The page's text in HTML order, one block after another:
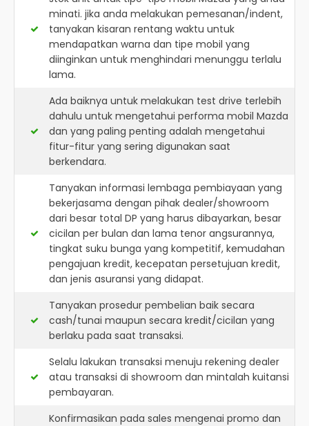
minati. jika anda melakukan pemesanan/indent,
tanyakan kisaran rentang waktu untuk
mendapatkan warna dan tipe mobil yang
diinginkan untuk menghindari menunggu terlalu
lama.
Ada baiknya untuk melakukan test drive terlebih
dahulu untuk mengetahui performa mobil Mazda
dan yang paling penting adalah mengetahui
fitur-fitur yang sering digunakan saat
berkendara.
Tanyakan informasi lembaga pembiayaan yang
bekerjasama dengan pihak dealer/showroom
dari besar total DP yang harus dibayarkan, besar
cicilan per bulan dan lama tenor angsurannya,
tingkat suku bunga yang kompetitif, kemudahan
pengajuan kredit, kecepatan persetujuan kredit,
dan jenis asuransi yang didapat.
Tanyakan prosedur pembelian baik secara
cash/tunai maupun secara kredit/cicilan yang
berlaku pada saat transaksi.
Selalu lakukan transaksi menuju rekening dealer
atau transaksi di showroom dan mintalah kuitansi
pembayaran.
Konfirmasikan pada sales mengenai promo dan